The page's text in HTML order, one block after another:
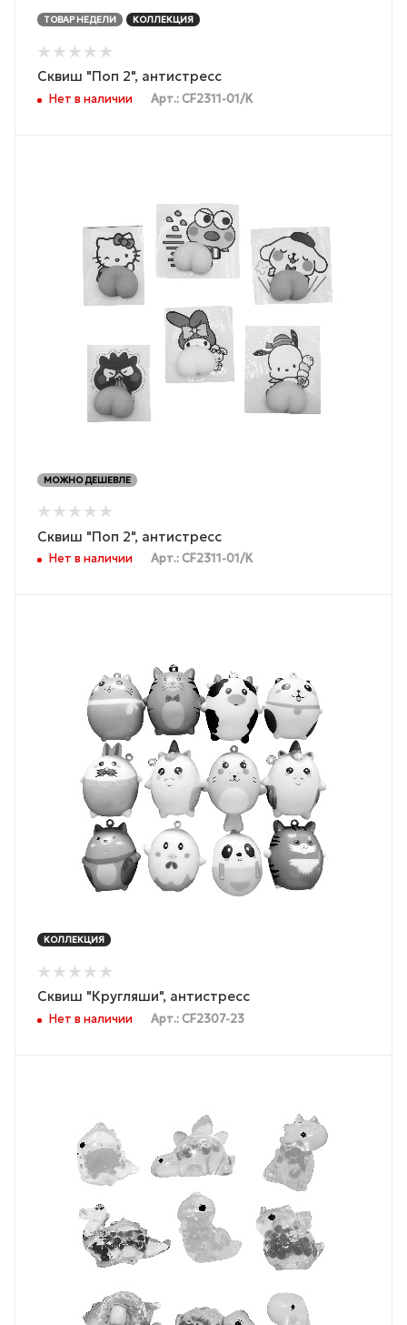
ТОВАР НЕДЕЛИ КОЛЛЕКЦИЯ
Сквиш "Поп 2", антистресс
Нет в наличии Арт.: CF2311-01/K
МОЖНО ДЕШЕВЛЕ
Сквиш "Поп 2", антистресс
Нет в наличии Арт.: CF2311-01/K
КОЛЛЕКЦИЯ
Сквиш "Кругляши", антистресс
Нет в наличии Арт.: CF2307-23